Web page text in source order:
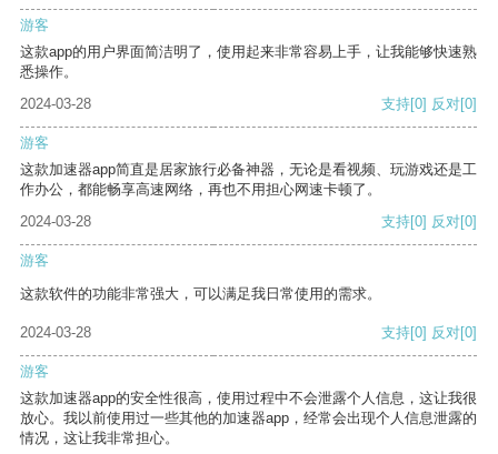
游客
这款app的用户界面简洁明了，使用起来非常容易上手，让我能够快速熟
悉操作。
2024-03-28
支持[0] 反对[0]
游客
这款加速器app简直是居家旅行必备神器，无论是看视频、玩游戏还是工
作办公，都能畅享高速网络，再也不用担心网速卡顿了。
2024-03-28
支持[0] 反对[0]
游客
这款软件的功能非常强大，可以满足我日常使用的需求。
2024-03-28 支持[0] 反对[0]
游客
这款加速器app的安全性很高，使用过程中不会泄露个人信息，这让我很
放心。我以前使用过一些其他的加速器app，经常会出现个人信息泄露的
情况，这让我非常担心。